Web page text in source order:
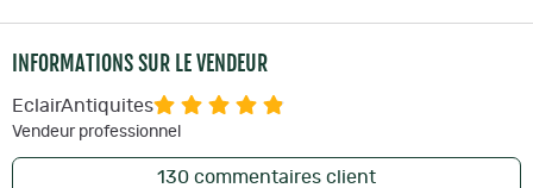
INFORMATIONS SUR LE VENDEUR
EclairAntiquites
Vendeur professionnel
130 commentaires client